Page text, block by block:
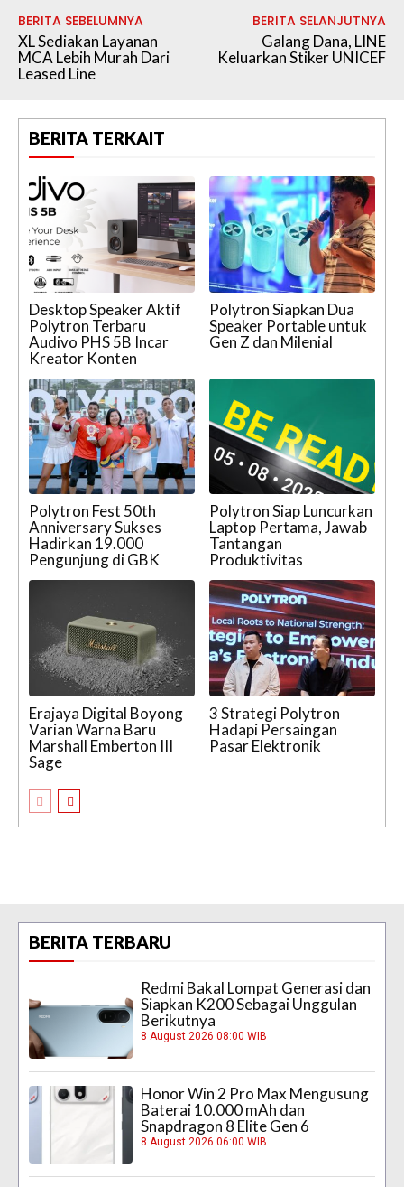
BERITA SEBELUMNYA
XL Sediakan Layanan
MCA Lebih Murah Dari
Leased Line
BERITA SELANJUTNYA
Galang Dana, LINE
Keluarkan Stiker UNICEF
BERITA TERKAIT
Desktop Speaker Aktif
Polytron Terbaru
Audivo PHS 5B Incar
Kreator Konten
Polytron Siapkan Dua
Speaker Portable untuk
Gen Z dan Milenial
Polytron Fest 50th
Anniversary Sukses
Hadirkan 19.000
Pengunjung di GBK
Polytron Siap Luncurkan
Laptop Pertama, Jawab
Tantangan
Produktivitas
Erajaya Digital Boyong
Varian Warna Baru
Marshall Emberton III
Sage
3 Strategi Polytron
Hadapi Persaingan
Pasar Elektronik
BERITA TERBARU
Redmi Bakal Lompat Generasi dan
Siapkan K200 Sebagai Unggulan
Berikutnya
8 August 2026 08:00 WIB
Honor Win 2 Pro Max Mengusung
Baterai 10.000 mAh dan
Snapdragon 8 Elite Gen 6
8 August 2026 06:00 WIB